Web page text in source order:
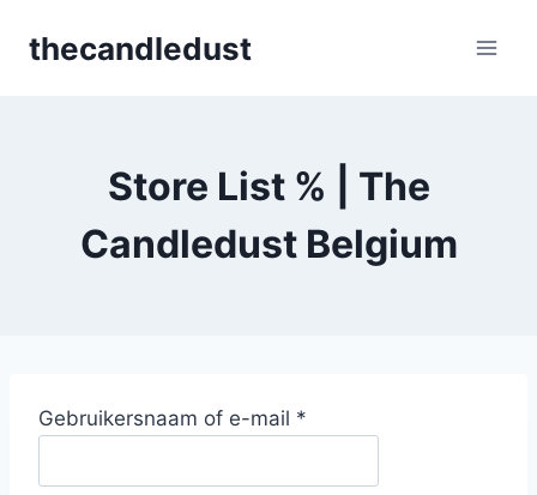
thecandledust
Store List % | The
Candledust Belgium
Gebruikersnaam of e-mail *
r